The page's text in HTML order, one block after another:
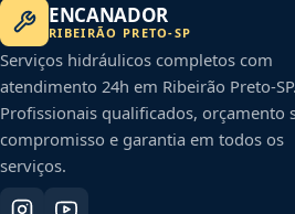
ENCANADOR
RIBEIRÃO PRETO-SP
Serviços hidráulicos completos com
atendimento 24h em Ribeirão Preto-SP.
Profissionais qualificados, orçamento
compromisso e garantia em todos os
serviços.